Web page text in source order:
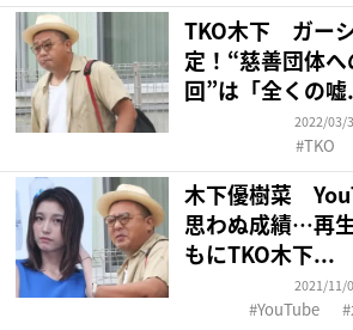
TKO木下 ガー
定！“慈善団体
回”は「全くの
2022/03/
TKO
木下優樹菜
思わぬ成績…再
もにTKO木下...
2021/11/
YouTube